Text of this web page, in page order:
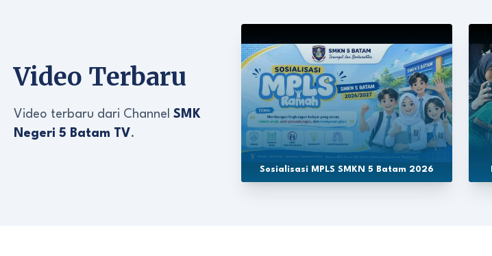
Video Terbaru
Video terbaru dari Channel SMK
Negeri 5 Batam TV.
Sosialisasi MPLS SMKN 5 Batam 2026